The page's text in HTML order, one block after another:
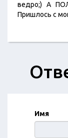
ведро;) А
Пришлось с
Имя